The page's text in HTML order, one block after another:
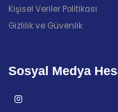
Kişisel Veriler Politikası
Gizlilik ve Güvenlik
Sosyal Medya